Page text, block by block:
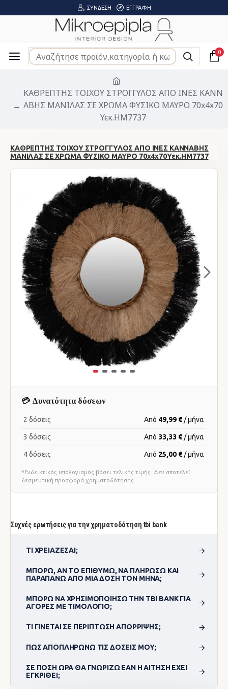
ΣΎΝΔΕΣΗ ΕΓΓΡΑΦΉ
0
ΚΑΘΡΕΠΤΗΣ ΤΟΙΧΟΥ ΣΤΡΟΓΓΥΛΟΣ ΑΠΟ ΙΝΕΣ ΚΑΝΝ
ΑΒΗΣ ΜΑΝΙΛΑΣ ΣΕ ΧΡΩΜΑ ΦΥΣΙΚΟ ΜΑΥΡΟ 70x4x70
Υεκ.HM7737
ΚΑΘΡΕΠΤΗΣ ΤΟΙΧΟΥ ΣΤΡΟΓΓΥΛΟΣ ΑΠΟ ΙΝΕΣ ΚΑΝΝΑΒΗΣ
ΜΑΝΙΛΑΣ ΣΕ ΧΡΩΜΑ ΦΥΣΙΚΟ ΜΑΥΡΟ 70x4x70Υεκ.HM7737
Συχνές ερωτήσεις για την χρηματοδότηση tbi bank
ΤΙ ΧΡΕΙΆΖΕΣΑΙ;
ΜΠΟΡΏ, ΑΝ ΤΟ ΕΠΙΘΥΜΏ, ΝΑ ΠΛΗΡΏΣΩ ΚΑΙ
ΠΑΡΑΠΆΝΩ ΑΠΌ ΜΊΑ ΔΌΣΗ ΤΟΝ ΜΉΝΑ;
ΜΠΟΡΏ ΝΑ ΧΡΗΣΙΜΟΠΟΊΗΣΩ ΤΗΝ TBI BANK ΓΙΑ
ΑΓΟΡΈΣ ΜΕ ΤΙΜΟΛΌΓΙΟ;
ΤΙ ΓΊΝΕΤΑΙ ΣΕ ΠΕΡΊΠΤΩΣΗ ΑΠΌΡΡΙΨΗΣ;
ΠΏΣ ΑΠΟΠΛΗΡΏΝΩ ΤΙΣ ΔΌΣΕΙΣ ΜΟΥ;
ΣΕ ΠΌΣΗ ΏΡΑ ΘΑ ΓΝΩΡΊΖΩ ΕΆΝ Η ΑΊΤΗΣΗ ΈΧΕΙ
ΕΓΚΡΙΘΕΊ;
💳 Δυνατότητα δόσεων
2 δόσεις Από 49,99 € / μήνα
3 δόσεις Από 33,33 € / μήνα
4 δόσεις Από 25,00 € / μήνα
*Ενδεικτικός υπολογισμός βάσει τελικής τιμής. Δεν αποτελεί
δεσμευτική προσφορά χρηματοδότησης.